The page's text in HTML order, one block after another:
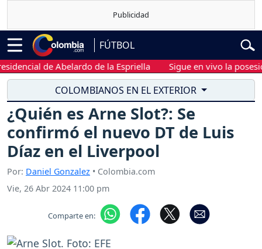
FÚTBOL
de Abelardo de la Espriella Sigue en vivo la posesión
COLOMBIANOS EN EL EXTERIOR
¿Quién es Arne Slot?: Se
confirmó el nuevo DT de Luis
Díaz en el Liverpool
Por: Daniel Gonzalez • Colombia.com
Vie, 26 Abr 2024 11:00 pm
Comparte en: